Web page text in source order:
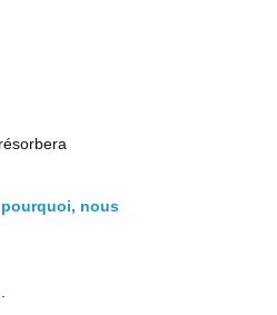
nous